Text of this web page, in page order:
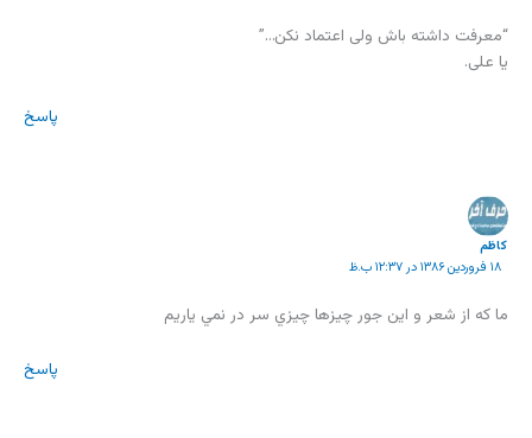
“معرفت داشته باش ولی اعتماد نکن…”
یا علی.
پاسخ
کاظم
۱۸ فروردین ۱۳۸۶ در ۱۲:۳۷ ب.ظ
ما كه از شعر و اين جور چيزها چيزي سر در نمي ياريم
پاسخ